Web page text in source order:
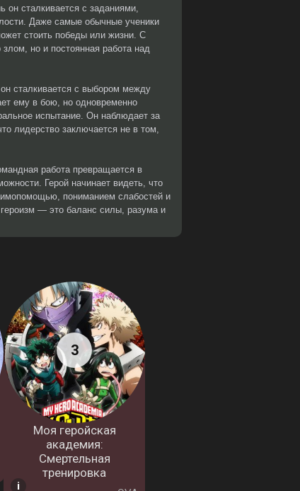
сталкивается с заданиями,
Даже самые обычные ученики
стоить победы или жизни. С
но и постоянная работа над
сталкивается с выбором между
ему в бою, но одновременно
испытание. Он наблюдает за
лидерство заключается не в том,
работа превращается в
Герой начинает видеть, что
пониманием слабостей и
героизм — это баланс силы, разума и
Моя геройская
академия:
Смертельная
тренировка